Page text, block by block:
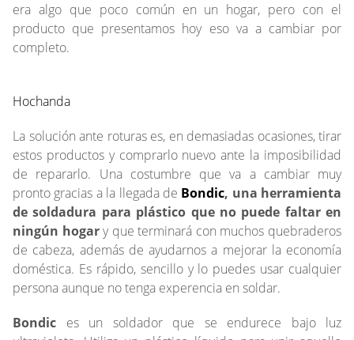
era algo que poco común en un hogar, pero con el
producto que presentamos hoy eso va a cambiar por
completo.
Hochanda
La solución ante roturas es, en demasiadas ocasiones, tirar
estos productos y comprarlo nuevo ante la imposibilidad
de repararlo. Una costumbre que va a cambiar muy
pronto gracias a la llegada de Bondic, una herramienta
de soldadura para plástico que no puede faltar en
ningún hogary que terminará con muchos quebraderos
de cabeza, además de ayudarnos a mejorar la economía
doméstica. Es rápido, sencillo y lo puedes usar cualquier
persona aunque no tenga experencia en soldar.
Bondic es un soldador que se endurece bajo luz